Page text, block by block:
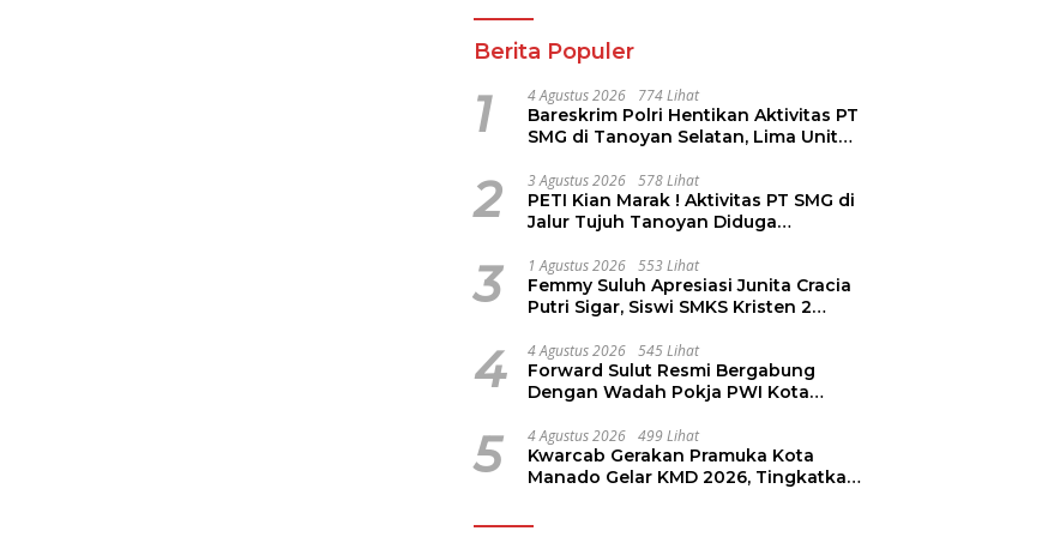
Berita Populer
1 4 Agustus 2026 774 Lihat
Bareskrim Polri Hentikan Aktivitas PT
SMG di Tanoyan Selatan, Lima Unit
2 3 Agustus 2026 578 Lihat
PETI Kian Marak ! Aktivitas PT SMG di
Jalur Tujuh Tanoyan Diduga
3 1 Agustus 2026 553 Lihat
Femmy Suluh Apresiasi Junita Cracia
Putri Sigar, Siswi SMKS Kristen 2
Dikmen Nasional 2026
4 4 Agustus 2026 545 Lihat
Forward Sulut Resmi Bergabung
Dengan Wadah Pokja PWI Kota
5 4 Agustus 2026 499 Lihat
Kwarcab Gerakan Pramuka Kota
Manado Gelar KMD 2026, Tingkatkan
Pramuka